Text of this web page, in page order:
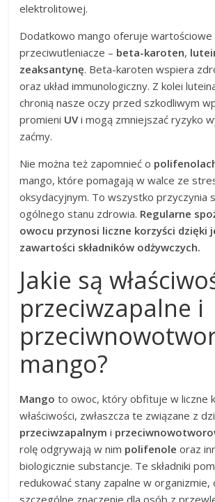
elektrolitowej.
Dodatkowo mango oferuje wartościowe
przeciwutleniacze – beta-karoten,
zeaksantynę. Beta-karoten wspiera
oraz układ immunologiczny. Z kolei
chronią nasze oczy przed szkodliwym
promieni UVi mogą zmniejszać ryzyko
zaćmy.
Nie można też zapomnieć o
mango, które pomagają w walce ze
oksydacyjnym. To wszystko przyczynia
ogólnego stanu zdrowia. Regularne
owocu przynosi liczne korzyści dzięki
zawartości składników odżywczych.
Jakie są
przeciwzapalne i
mango?
Mango to owoc, który obfituje w liczne
właściwości, zwłaszcza te związane z
przeciwzapalnym i
rolę odgrywają w nim polifenole oraz
biologicznie substancje. Te składniki
redukować stany zapalne w organizmie,
szczególne znaczenie dla osób z